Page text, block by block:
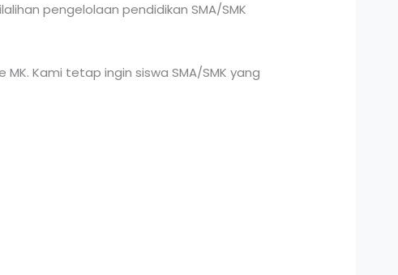
pengelolaan pendidikan SMA/SMK
Kami tetap ingin siswa SMA/SMK yang